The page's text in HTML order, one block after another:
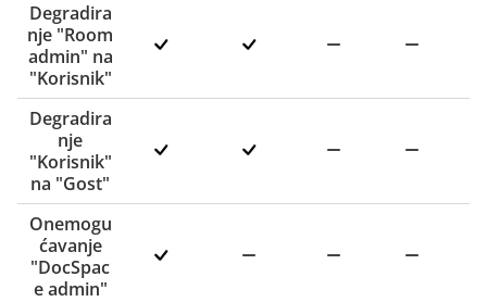
Degradira
nje "Room
admin" na
"Korisnik"
Degradira
nje
"Korisnik"
na "Gost"
Onemogu
ćavanje
"DocSpac
e admin"